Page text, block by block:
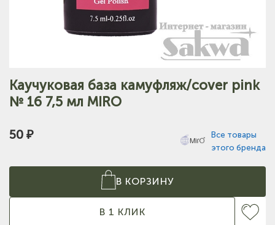
Каучуковая база камуфляж/cover pink
№ 16 7,5 мл MIRO
50 ₽
Все товары
этого бренда
В КОРЗИНУ
В 1 КЛИК